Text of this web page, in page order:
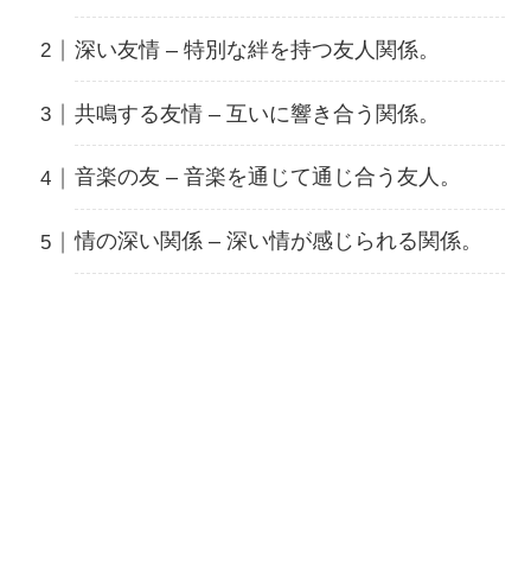
深い友情 – 特別な絆を持つ友人関係。
共鳴する友情 – 互いに響き合う関係。
音楽の友 – 音楽を通じて通じ合う友人。
情の深い関係 – 深い情が感じられる関係。